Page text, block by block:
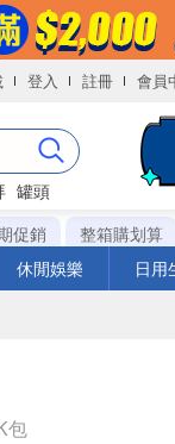
登入 註冊 會員
罐頭
促銷 整箱購划算
休閒娛樂 日用
包